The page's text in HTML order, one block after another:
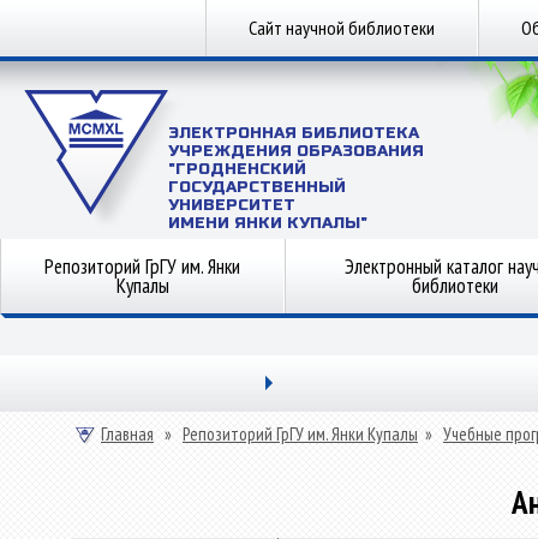
Сайт научной библиотеки
ЭЛЕКТРОННАЯ БИБЛИОТЕКА
УЧРЕЖДЕНИЯ ОБРАЗОВАНИЯ
"ГРОДНЕНСКИЙ
ГОСУДАРСТВЕННЫЙ
УНИВЕРСИТЕТ
ИМЕНИ ЯНКИ КУПАЛЫ"
Репозиторий ГрГУ им. Янки
Купалы
Электронный каталог
библиотеки
Главная » Репозиторий ГрГУ им. Янки Купалы » Учебные